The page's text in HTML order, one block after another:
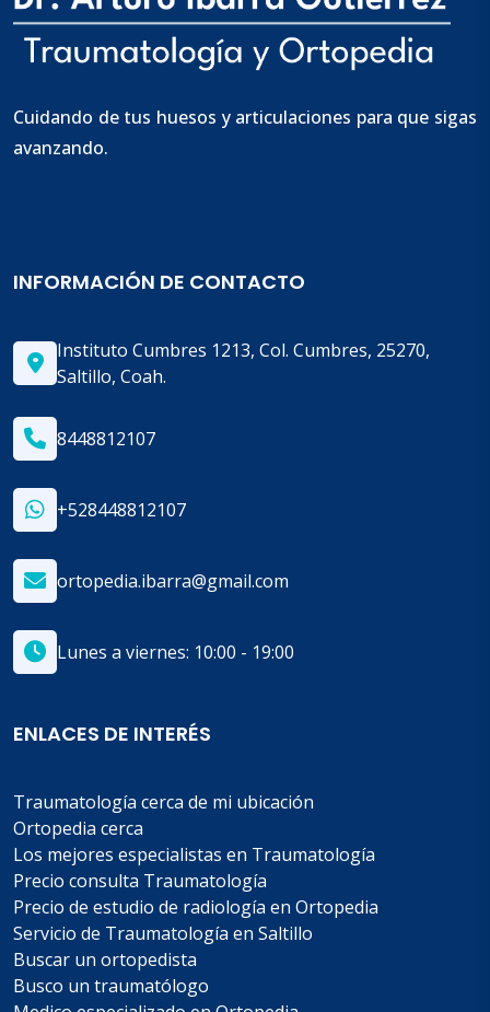
Cuidando de tus huesos y articulaciones para que sigas
avanzando.
INFORMACIÓN DE CONTACTO
Instituto Cumbres 1213, Col. Cumbres, 25270,
Saltillo, Coah.
8448812107
+528448812107
ortopedia.ibarra@gmail.com
Lunes a viernes: 10:00 - 19:00
ENLACES DE INTERÉS
Traumatología cerca de mi ubicación
Ortopedia cerca
Los mejores especialistas en Traumatología
Precio consulta Traumatología
Precio de estudio de radiología en Ortopedia
Servicio de Traumatología en Saltillo
Buscar un ortopedista
Busco un traumatólogo